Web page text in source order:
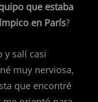
que estaba
en París?
y salí casi
muy nerviosa,
que encontré